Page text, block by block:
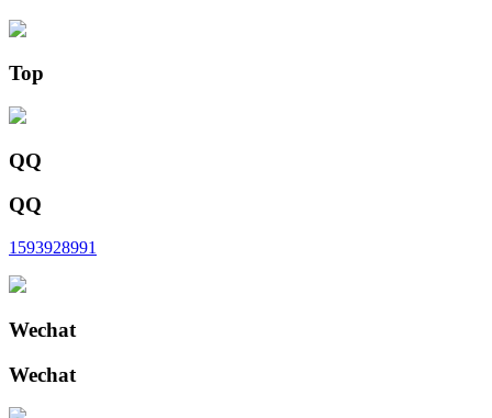
Top
QQ
QQ
1593928991
Wechat
Wechat